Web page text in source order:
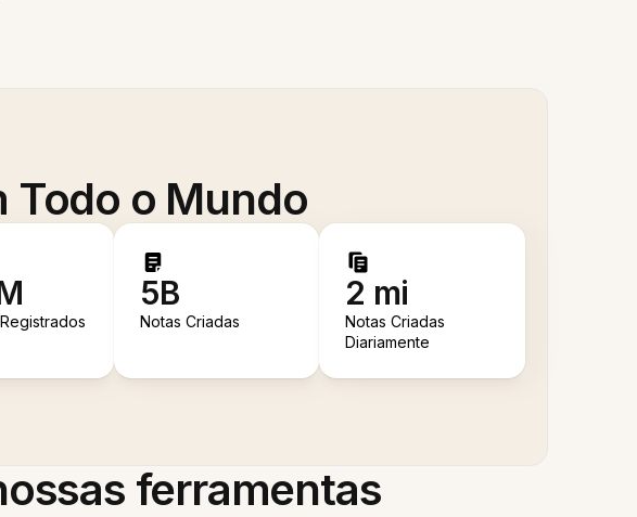
Todo o Mundo
5B
Notas Criadas
2 mi
Notas Criadas
Diariamente
ferramentas